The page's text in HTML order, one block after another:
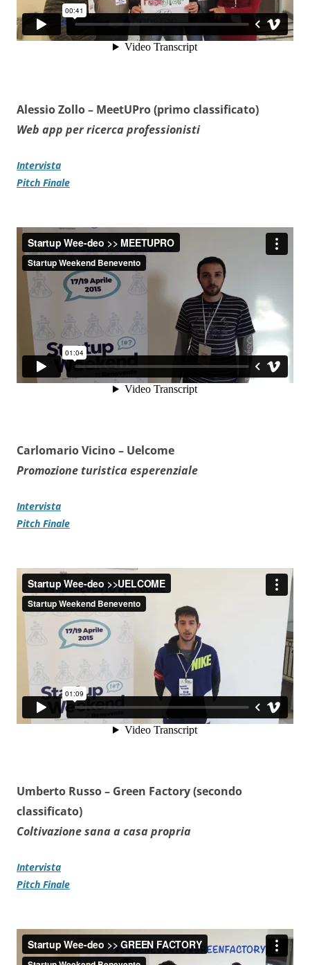
Alessio Zollo – MeetUPro (primo classificato)
Web app per ricerca professionisti
Intervista
Pitch Finale
Carlomario Vicino – Uelcome
Promozione turistica esperenziale
Intervista
Pitch Finale
Umberto Russo – Green Factory (secondo
classificato)
Coltivazione sana a casa propria
Intervista
Pitch Finale